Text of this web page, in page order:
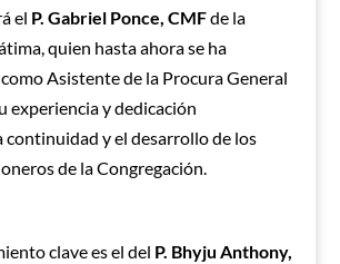
el P. Gabriel Ponce, CMFde la
quien hasta ahora se ha
Asistente de la Procura General
experiencia y dedicación
continuidad y el desarrollo de los
de la Congregación.
clave es el del P. Bhyju Anthony,